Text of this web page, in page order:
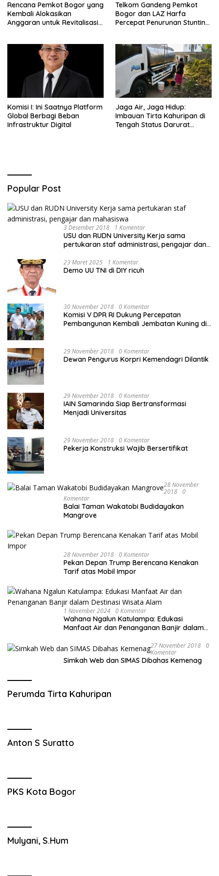
Rencana Pemkot Bogor yang
Kembali Alokasikan
Anggaran untuk Revitalisasi
Alan Surawijaya
Telkom Gandeng Pemkot
Bogor dan LAZ Harfa
Percepat Penurunan Stunting
Komisi I: Ini Saatnya Platform
Global Berbagi Beban
Infrastruktur Digital
Jaga Air, Jaga Hidup:
Imbauan Tirta Kahuripan di
Tengah Status Darurat
Popular Post
3 Desember 2018 1 Komentar
USU dan RUDN University Kerja sama
pertukaran staf administrasi, pengajar dan
23 Maret 2025 1 Komentar
Demo UU TNI di DIY ricuh
30 November 2018 0 Komentar
Komisi V DPR RI Dukung Percepatan
Pembangunan Kembali Jembatan Kuning di
29 November 2018 0 Komentar
Dewan Pengurus Korpri Kemendagri Dilantik
29 November 2018 0 Komentar
IAIN Samarinda Siap Bertransformasi
Menjadi Universitas
29 November 2018 0 Komentar
Pekerja Konstruksi Wajib Bersertifikat
28 November
2018 0
Komentar
Balai Taman Wakatobi Budidayakan
Mangrove
28 November 2018 0 Komentar
Pekan Depan Trump Berencana Kenakan
Tarif atas Mobil Impor
1 November 2024 0 Komentar
Wahana Ngalun Katulampa: Edukasi
Manfaat Air dan Penanganan Banjir dalam
27 November 2018 0
Komentar
Simkah Web dan SIMAS Dibahas Kemenag
Perumda Tirta Kahuripan
Anton S Suratto
PKS Kota Bogor
Mulyani, S.Hum